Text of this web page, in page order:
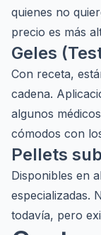
quienes no
precio es más
Geles
Con receta,
cadena.
algunos
cómodos con
Pellets
Disponibles en
especializadas.
todavía, pero